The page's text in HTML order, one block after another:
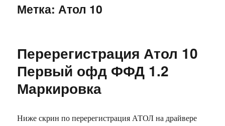
Метка:Атол 10
Перерегистрация Атол 10
Первый офд ФФД 1.2
Маркировка
Ниже скрин по перерегистрация АТОЛ на драйвере